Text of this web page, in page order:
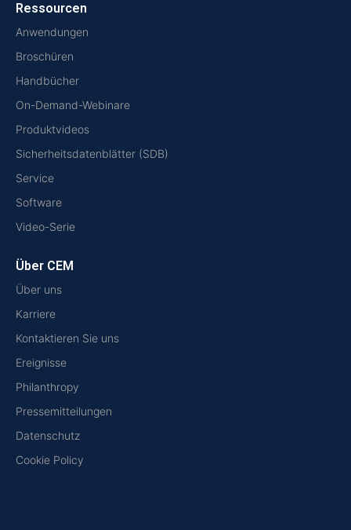
Ressourcen
Anwendungen
Broschüren
Handbücher
On-Demand-Webinare
Produktvideos
Sicherheitsdatenblätter (SDB)
Service
Software
Video-Serie
Über CEM
Über uns
Karriere
Kontaktieren Sie uns
Ereignisse
Philanthropy
Pressemitteilungen
Datenschutz
Cookie Policy